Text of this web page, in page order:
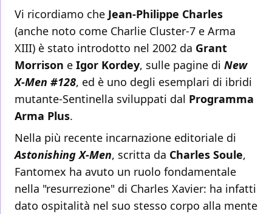
Vi ricordiamo che Jean-Philippe Charles
(anche noto come Charlie Cluster-7 e Arma
XIII) è stato introdotto nel 2002 da Grant
Morrison e Igor Kordey, sulle pagine di New
X-Men #128, ed è uno degli esemplari di ibridi
mutante-Sentinella sviluppati dal Programma
Arma Plus.
Nella più recente incarnazione editoriale di
Astonishing X-Men, scritta da Charles Soule,
Fantomex ha avuto un ruolo fondamentale
nella "resurrezione" di Charles Xavier: ha infatti
dato ospitalità nel suo stesso corpo alla mente